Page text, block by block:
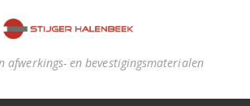
afwerkings- en bevestigingsmaterialen